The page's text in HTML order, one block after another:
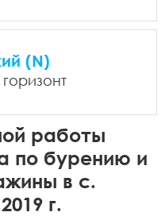
работы
по бурению и
в с.
г.
(N)